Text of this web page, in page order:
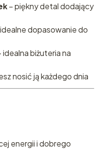
– piękny detal dodający
dopasowanie do
idealna biżuteria na
nosić ją każdego dnia
energii i dobrego